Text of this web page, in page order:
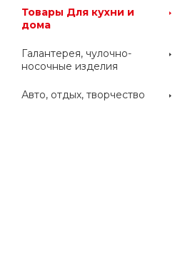
Товары Для кухни и
дома
Галантерея, чулочно-
носочные изделия
Авто, отдых, творчество